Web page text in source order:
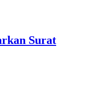
Surat